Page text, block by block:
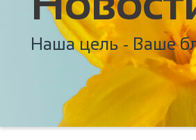
Наша цель - Ваше